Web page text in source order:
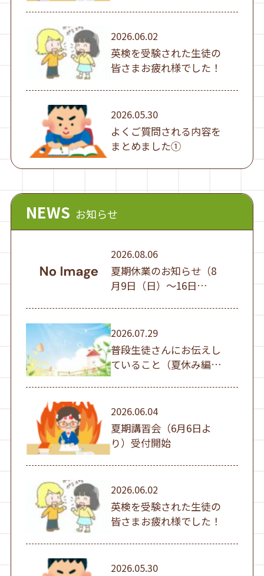
2026.06.02
英検を受験された生徒の
皆さまお疲れ様でした！
2026.05.30
よくご質問される内容を
まとめました①
NEWS お知らせ
2026.08.06
夏期休業のお知らせ（8
月9日（日）～16日
2026.07.29
普段生徒さんにお伝えし
ていること（夏休み編
①）
2026.06.04
夏期講習会（6月6日よ
り）受付開始
2026.06.02
英検を受験された生徒の
皆さまお疲れ様でした！
2026.05.30